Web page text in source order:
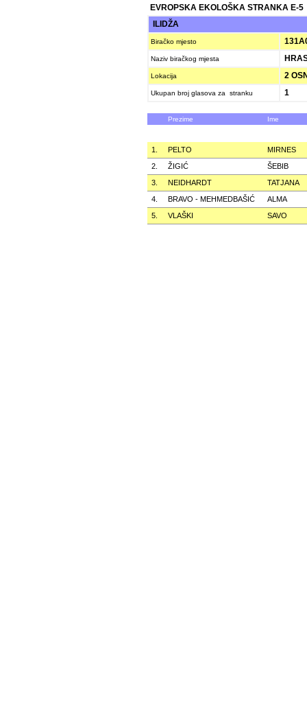
EVROPSKA EKOLOŠKA STRANKA E-5
ILIDŽA
Biračko mjesto
Naziv biračkog mjesta
Lokacija 2
Ukupan broj glasova za stranku 1
Prezime Ime
1. PELTO
MIRNES
2.
ŽIGIĆ
ŠEBIB
3.
NEIDHARDT
TATJANA
4.
BRAVO - MEHMEDBAŠIĆ
ALMA
5.
VLAŠKI SAVO